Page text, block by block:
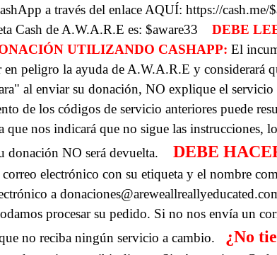
a través del enlace AQUÍ: https://cash.me/
Cash de A.W.A.R.E es: $aware33
DEBE
UTILIZANDO CASHAPP: El
peligro la ayuda de A.W.A.R.E y considerará
al enviar su donación, NO explique el
de los códigos de servicio anteriores puede
nos indicará que no sigue las instrucciones,
donación NO será devuelta.
DEBE
electrónico con su etiqueta y el nombre
a
procesar su pedido. Si no nos envía un
no reciba ningún servicio a cambio.
¿No